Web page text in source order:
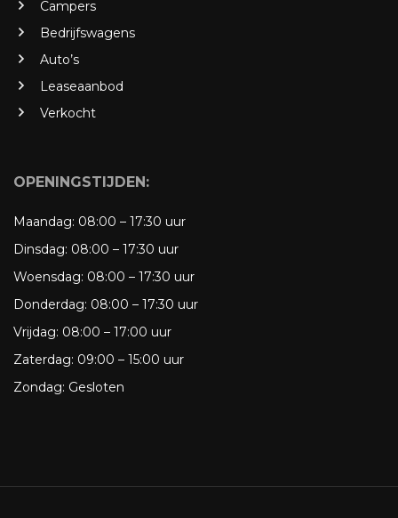
Campers
Bedrijfswagens
Auto’s
Leaseaanbod
Verkocht
OPENINGSTIJDEN:
Maandag: 08:00 – 17:30 uur
Dinsdag: 08:00 – 17:30 uur
Woensdag: 08:00 – 17:30 uur
Donderdag: 08:00 – 17:30 uur
Vrijdag: 08:00 – 17:00 uur
Zaterdag: 09:00 – 15:00 uur
Zondag: Gesloten